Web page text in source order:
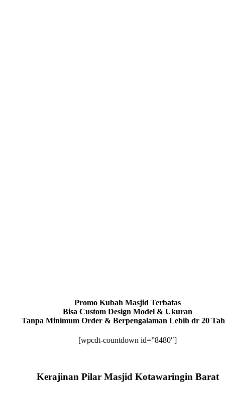
Promo Kubah Masjid Terbatas
Bisa Custom Design Model & Ukuran
Tanpa Minimum Order & Berpengalaman Lebih dr 20
[wpcdt-countdown id=”8480″]
Kerajinan Pilar Masjid Kotawaringin Barat